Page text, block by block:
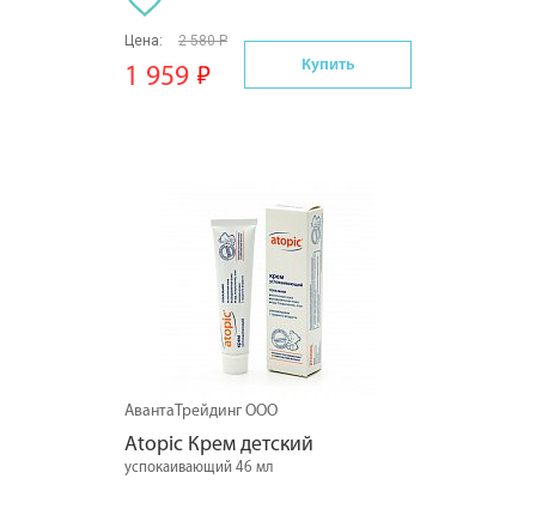
Цена: 2 580 Р
1 959 Купить
АвантаТрейдинг ООО
Atopic Крем детский
успокаивающий 46 мл